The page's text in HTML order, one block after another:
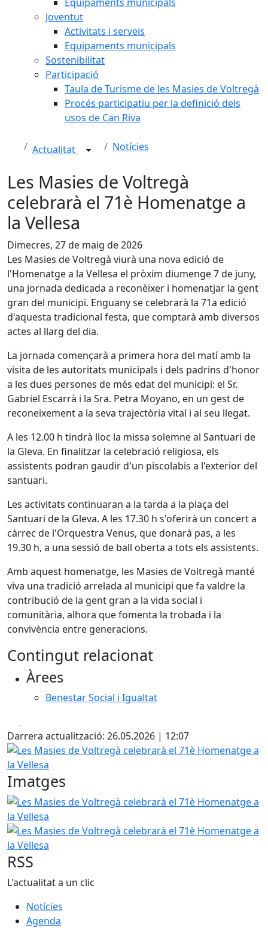
Joventut
Activitats i serveis
Equipaments municipals
Sostenibilitat
Participació
Taula de Turisme de les Masies de Voltregà
Procés participatiu per la definició dels
usos de Can Riva
Actualitat Notícies
Les Masies de Voltregà
celebrarà el 71è Homenatge a
la Vellesa
Dimecres, 27 de maig de 2026
Les Masies de Voltregà viurà una nova edició de
l'Homenatge a la Vellesa el pròxim diumenge 7 de juny,
una jornada dedicada a reconèixer i homenatjar la gent
gran del municipi. Enguany se celebrarà la 71a edició
d'aquesta tradicional festa, que comptarà amb diversos
actes al llarg del dia.
La jornada començarà a primera hora del matí amb la
visita de les autoritats municipals i dels padrins d'honor
a les dues persones de més edat del municipi: el Sr.
Gabriel Escarrà i la Sra. Petra Moyano, en un gest de
reconeixement a la seva trajectòria vital i al seu llegat.
A les 12.00 h tindrà lloc la missa solemne al Santuari de
la Gleva. En finalitzar la celebració religiosa, els
assistents podran gaudir d'un piscolabis a l'exterior del
santuari.
Les activitats continuaran a la tarda a la plaça del
Santuari de la Gleva. A les 17.30 h s'oferirà un concert a
càrrec de l'Orquestra Venus, que donarà pas, a les
19.30 h, a una sessió de ball oberta a tots els assistents.
Amb aquest homenatge, les Masies de Voltregà manté
viva una tradició arrelada al municipi que fa valdre la
contribució de la gent gran a la vida social i
comunitària, alhora que fomenta la trobada i la
convivència entre generacions.
Contingut relacionat
Àrees
Benestar Social i Igualtat
Darrera actualització: 26.05.2026 | 12:07
Les Masies de Voltregà celebrarà el 71è Homenatge a la
Imatges
Les Masies de Voltregà celebrarà el 71è Homenatge a la
Les Masies de Voltregà celebrarà el 71è Homenatge a la
RSS
L'actualitat a un clic
Notícies
Agenda